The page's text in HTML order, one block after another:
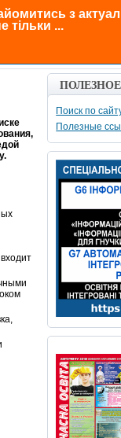
з
тільки ...
ПОЛЕЗНОЕ
Поиск по
Полезные